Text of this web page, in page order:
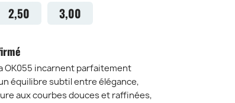
2,50 3,00
OK055 incarnent parfaitement
équilibre subtil entre élégance,
aux courbes douces et raffinées,